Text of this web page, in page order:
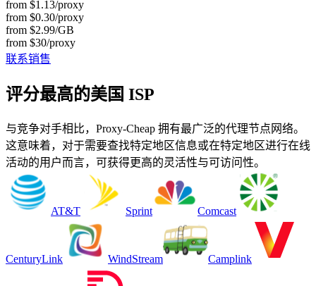
from $1.13/proxy
from $0.30/proxy
from $2.99/GB
from $30/proxy
联系销售
评分最高的美国 ISP
与竞争对手相比，Proxy-Cheap 拥有最广泛的代理节点网络。
这意味着，对于需要查找特定地区信息或在特定地区进行在线
活动的用户而言，可获得更高的灵活性与可访问性。
AT&T Sprint Comcast
CenturyLink WindStream Camplink